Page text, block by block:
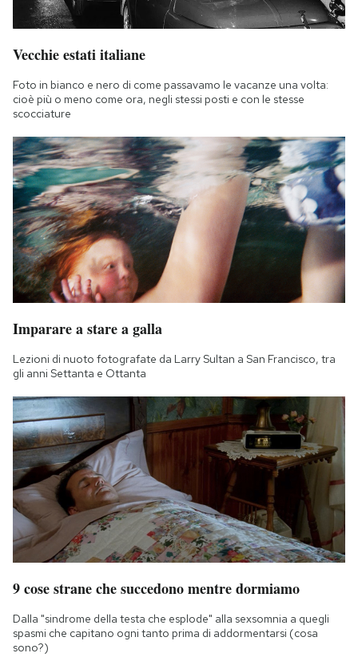
Vecchie estati italiane
Foto in bianco e nero di come passavamo le vacanze una volta:
cioè più o meno come ora, negli stessi posti e con le stesse
scocciature
Imparare a stare a galla
Lezioni di nuoto fotografate da Larry Sultan a San Francisco, tra
gli anni Settanta e Ottanta
9 cose strane che succedono mentre dormiamo
Dalla "sindrome della testa che esplode" alla sexsomnia a quegli
spasmi che capitano ogni tanto prima di addormentarsi (cosa
sono?)